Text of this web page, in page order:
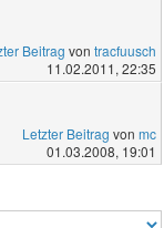
Beitrag von tracfuusch
11.02.2011, 22:35
Letzter Beitrag von mc
01.03.2008, 19:01